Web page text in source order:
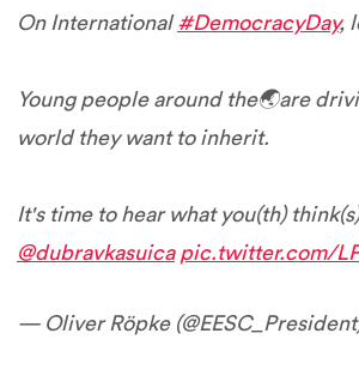
On International#DemocracyDay,
Young people around the🌏are
world they want to inherit.
It's time to hear what you(th)
@dubravkasuica pic.twitter.com/
— Oliver Röpke